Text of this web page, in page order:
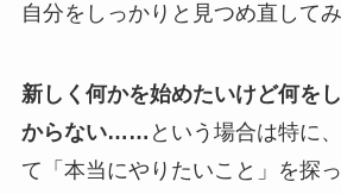
自分をしっかりと見つめ直してみ
新しく何かを始めたいけど何を
からない…… という場合は特に
て「本当にやりたいこと」を探